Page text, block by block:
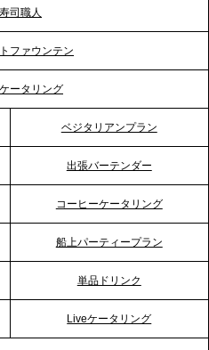
ケータリングのセカンド
「温かな食」が会話のス
《食体験としてのケータ
設。神奈川エリアのサー
の高い「場づくり」をサ
司職人
ファウンテン
ータリング
ベジタリアンプラン
出張バーテンダー
コーヒーケータリング
船上パーティープラン
単品ドリンク
Liveケータリング